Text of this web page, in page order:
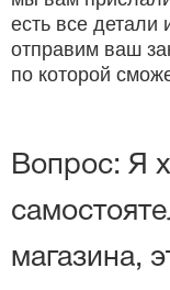
есть все детали
отправим ваш
по которой
Вопрос: Я
магазина,